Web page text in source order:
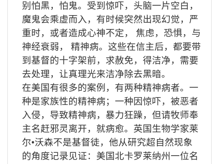
别怕黑，怕鬼。受到惊吓，头脑一片空白，
魔鬼会乘虚而入，有时候突然出现幻觉，严
重时，或者造成心神不定，
焦虑，恐惧，与
神经衰弱，
精神病。这些在信主后，都要带
到基督的十字架前，求赦免，得洁净，需要
去处理，让真理光来洁净除去黑暗。
在美国有很多的案例，有两种精神病者。一
种是家族性的精神病；一种因惊吓，被恶者
入侵，导致精神病，暴力狂躁，但请牧师奉
主名赶邪灵离开，就病愈。英国生物学家莱
尔•沃森不是基督徒，他从研究超自然现象
的角度记录见证：美国北卡罗莱纳州一位名